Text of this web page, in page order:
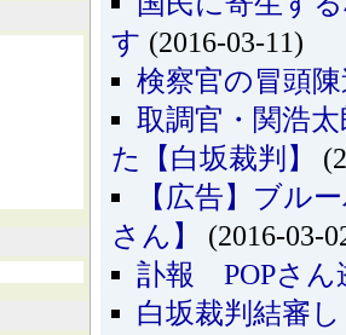
す (2016-03-11)
検察官の冒頭
取調官・関浩
た【白坂裁判】
【広告】ブル
さん】
(2016-03-
訃報 POPさん
白坂裁判結審